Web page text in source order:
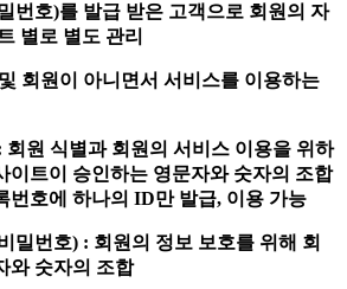
번호)를 발급 받은 고객으로 회원의 자
별로 별도 관리
원이 아니면서 서비스를 이용하는
원 식별과 회원의 서비스 이용을 위하
이트이 승인하는 영문자와 숫자의 조합
번호에 하나의 ID만 발급, 이용 가능
번호) : 회원의 정보 보호를 위해 회
와 숫자의 조합